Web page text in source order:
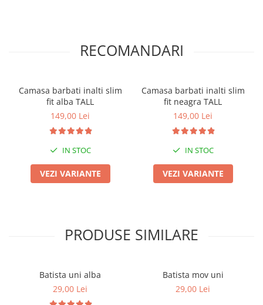
RECOMANDARI
Camasa barbati inalti slim
fit alba TALL
149,00 Lei
IN STOC
VEZI VARIANTE
Camasa barbati inalti slim
fit neagra TALL
149,00 Lei
IN STOC
VEZI VARIANTE
PRODUSE SIMILARE
Batista uni alba
29,00 Lei
Batista mov uni
29,00 Lei